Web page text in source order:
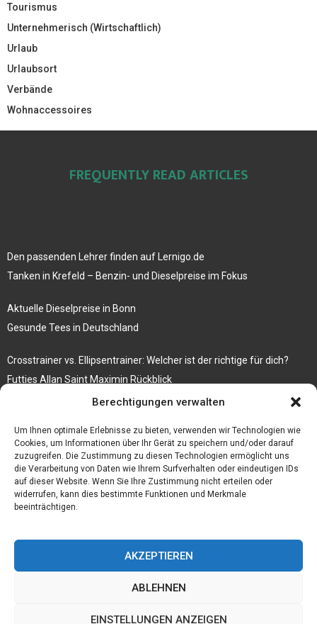
Berechtigungen verwalten
Um Ihnen optimale Erlebnisse zu bieten, verwenden wir Technologien wie
Cookies, um Informationen über Ihr Gerät zu speichern und/oder darauf
zuzugreifen. Die Zustimmung zu diesen Technologien ermöglicht uns
die Verarbeitung von Daten wie Ihrem Surfverhalten oder eindeutigen IDs
auf dieser Website. Wenn Sie Ihre Zustimmung nicht erteilen oder
widerrufen, kann dies bestimmte Funktionen und Merkmale
beeinträchtigen.
AKZEPTIEREN
ABLEHNEN
EINSTELLUNGEN ANZEIGEN
Tourismus
Unternehmerisch (Wirtschaftlich)
Urlaub
Urlaubsort
Verbände
Wohnaccessoires
FREQUENTLY READ ARTICLES
Den passenden Lehrer finden auf Lernigo.de
Tanken in Krefeld – Benzin- und Dieselpreise im Fokus
Aktuelle Dieselpreise in Bonn
Gesunde Tees in Deutschland
Crosstrainer vs. Ellipsentrainer: Welcher ist der richtige für dich?
Futties Allan Saint Maximin Rückblick
Rosenbogen mit Tor Bestseller
Tische aus Gerüstbrettern